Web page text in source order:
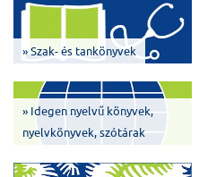
» Szak- és tankönyvek
» Idegen nyelvű könyvek,
nyelvkönyvek, szótárak